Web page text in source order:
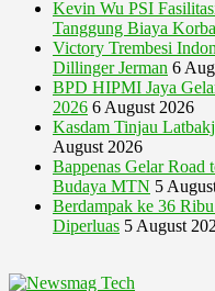
Kevin Wu PSI
Tanggung Biaya
Victory Trembesi
Dillinger Jerman 6
BPD HIPMI Jaya
2026 6 August 2026
Kasdam Tinjau
August 2026
Bappenas Gelar Road
Budaya MTN 5
Berdampak ke 36
Diperluas 5 August